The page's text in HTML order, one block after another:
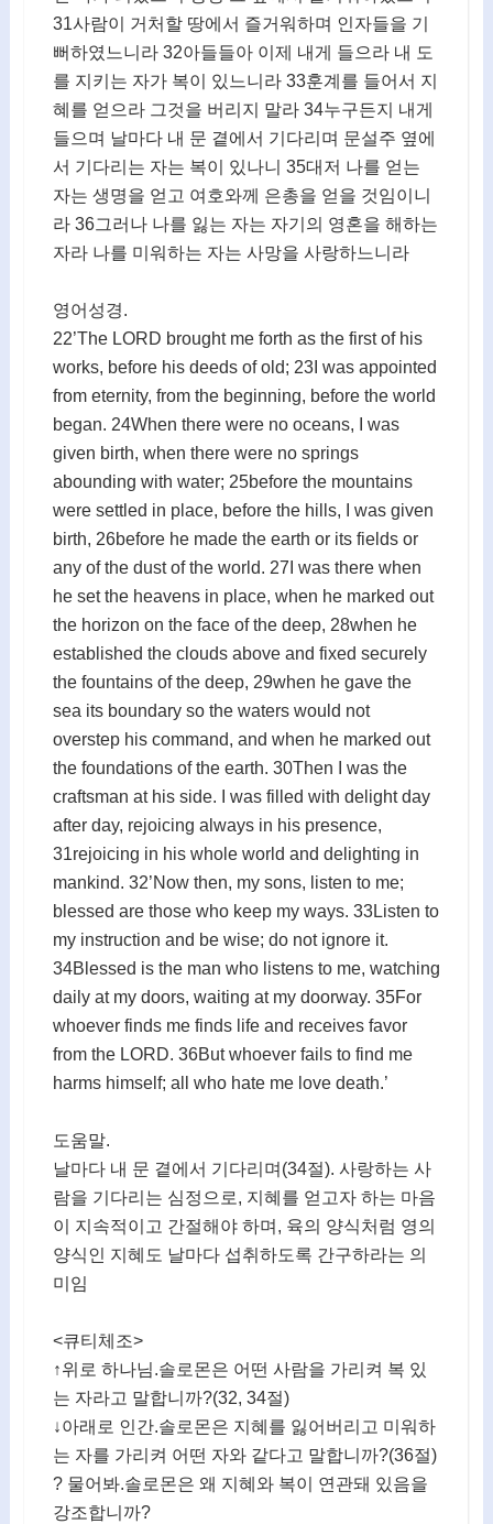
31사람이 거처할 땅에서 즐거워하며 인자들을 기
뻐하였느니라 32아들들아 이제 내게 들으라 내 도
를 지키는 자가 복이 있느니라 33훈계를 들어서 지
혜를 얻으라 그것을 버리지 말라 34누구든지 내게
들으며 날마다 내 문 곁에서 기다리며 문설주 옆에
서 기다리는 자는 복이 있나니 35대저 나를 얻는
자는 생명을 얻고 여호와께 은총을 얻을 것임이니
라 36그러나 나를 잃는 자는 자기의 영혼을 해하는
자라 나를 미워하는 자는 사망을 사랑하느니라
영어성경.
22’The LORD brought me forth as the first of his
works, before his deeds of old; 23I was appointed
from eternity, from the beginning, before the world
began. 24When there were no oceans, I was
given birth, when there were no springs
abounding with water; 25before the mountains
were settled in place, before the hills, I was given
birth, 26before he made the earth or its fields or
any of the dust of the world. 27I was there when
he set the heavens in place, when he marked out
the horizon on the face of the deep, 28when he
established the clouds above and fixed securely
the fountains of the deep, 29when he gave the
sea its boundary so the waters would not
overstep his command, and when he marked out
the foundations of the earth. 30Then I was the
craftsman at his side. I was filled with delight day
after day, rejoicing always in his presence,
31rejoicing in his whole world and delighting in
mankind. 32’Now then, my sons, listen to me;
blessed are those who keep my ways. 33Listen to
my instruction and be wise; do not ignore it.
34Blessed is the man who listens to me, watching
daily at my doors, waiting at my doorway. 35For
whoever finds me finds life and receives favor
from the LORD. 36But whoever fails to find me
harms himself; all who hate me love death.’
도움말.
날마다 내 문 곁에서 기다리며(34절). 사랑하는 사
람을 기다리는 심정으로, 지혜를 얻고자 하는 마음
이 지속적이고 간절해야 하며, 육의 양식처럼 영의
양식인 지혜도 날마다 섭취하도록 간구하라는 의
미임
<큐티체조>
↑위로 하나님.솔로몬은 어떤 사람을 가리켜 복 있
는 자라고 말합니까?(32, 34절)
↓아래로 인간.솔로몬은 지혜를 잃어버리고 미워하
는 자를 가리켜 어떤 자와 같다고 말합니까?(36절)
? 물어봐.솔로몬은 왜 지혜와 복이 연관돼 있음을
강조합니까?